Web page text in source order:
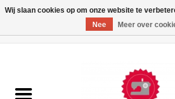
Machines
Wij slaan cookies op om onze website te
Nee
Meer over